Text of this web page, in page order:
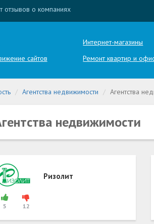
отзывов о компаниях
Интернет-магазины
сайтов Ремонт квартир и
Агентства недвижимости Агентства
недвижимости
5 12
Ризолит